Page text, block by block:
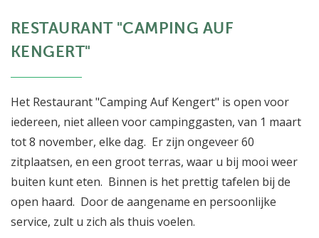
RESTAURANT "CAMPING AUF
KENGERT"
Het Restaurant "Camping Auf Kengert" is open voor
iedereen, niet alleen voor campinggasten, van 1 maart
tot 8 november, elke dag. Er zijn ongeveer 60
zitplaatsen, en een groot terras, waar u bij mooi weer
buiten kunt eten. Binnen is het prettig tafelen bij de
open haard. Door de aangename en persoonlijke
service, zult u zich als thuis voelen.